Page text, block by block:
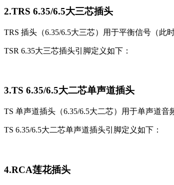
2.TRS 6.35/6.5大三芯插头
TRS 插头（6.35/6.5大三芯）用于平衡信号（此
TSR 6.35大三芯插头引脚定义如下：
3.TS 6.35/6.5大二芯单声道插头
TS 单声道插头（6.35/6.5大二芯）用于单声道音
TS 6.35/6.5大二芯单声道插头引脚定义如下：
4.RCA莲花插头